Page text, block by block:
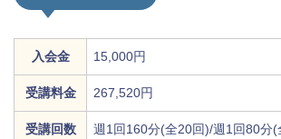
入会金 15,000円
受講料金 267,520円
受講回数 週1回160分(全20回)/週1回80分(